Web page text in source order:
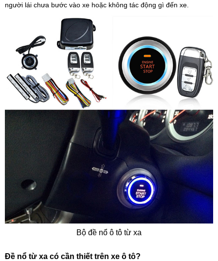
người lái chưa bước vào xe hoặc không tác động gì đến xe.
Bộ đề nổ ô tô từ xa
Đề nổ từ xa có cần thiết trên xe ô tô? ​